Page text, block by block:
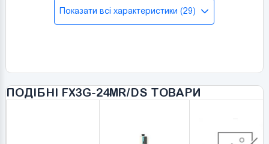
Показати всі характеристики (29)
ПОДІБНІ FX3G-24MR/DS ТОВАРИ